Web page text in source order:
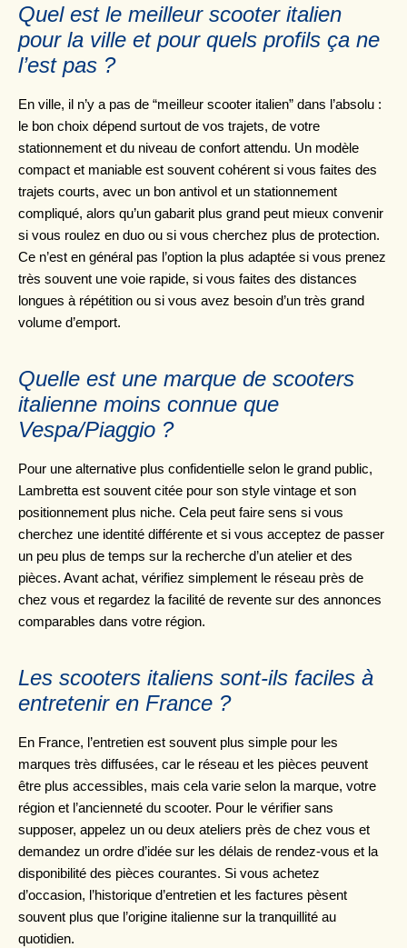
Quel est le meilleur scooter italien
pour la ville et pour quels profils ça ne
l’est pas ?
En ville, il n’y a pas de “meilleur scooter italien” dans l’absolu :
le bon choix dépend surtout de vos trajets, de votre
stationnement et du niveau de confort attendu. Un modèle
compact et maniable est souvent cohérent si vous faites des
trajets courts, avec un bon antivol et un stationnement
compliqué, alors qu’un gabarit plus grand peut mieux convenir
si vous roulez en duo ou si vous cherchez plus de protection.
Ce n’est en général pas l’option la plus adaptée si vous prenez
très souvent une voie rapide, si vous faites des distances
longues à répétition ou si vous avez besoin d’un très grand
volume d’emport.
Quelle est une marque de scooters
italienne moins connue que
Vespa/Piaggio ?
Pour une alternative plus confidentielle selon le grand public,
Lambretta est souvent citée pour son style vintage et son
positionnement plus niche. Cela peut faire sens si vous
cherchez une identité différente et si vous acceptez de passer
un peu plus de temps sur la recherche d’un atelier et des
pièces. Avant achat, vérifiez simplement le réseau près de
chez vous et regardez la facilité de revente sur des annonces
comparables dans votre région.
Les scooters italiens sont-ils faciles à
entretenir en France ?
En France, l’entretien est souvent plus simple pour les
marques très diffusées, car le réseau et les pièces peuvent
être plus accessibles, mais cela varie selon la marque, votre
région et l’ancienneté du scooter. Pour le vérifier sans
supposer, appelez un ou deux ateliers près de chez vous et
demandez un ordre d’idée sur les délais de rendez-vous et la
disponibilité des pièces courantes. Si vous achetez
d’occasion, l’historique d’entretien et les factures pèsent
souvent plus que l’origine italienne sur la tranquillité au
quotidien.